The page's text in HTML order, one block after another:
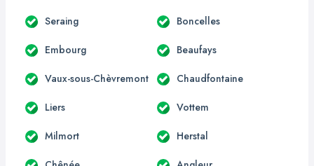
Seraing Boncelles
Embourg Beaufays
Vaux-sous-Chèvremont Chaudfontaine
Liers Vottem
Milmort Herstal